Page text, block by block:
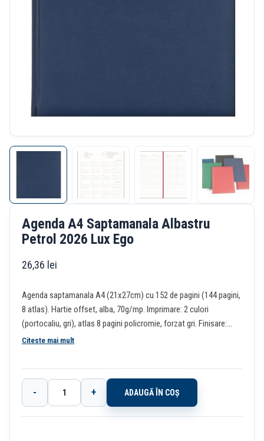
Agenda A4 Saptamanala Albastru
Petrol 2026 Lux Ego
26,36 lei
Agenda saptamanala A4 (21x27cm) cu 152 de pagini (144 pagini,
8 atlas). Hartie offset, alba, 70g/mp. Imprimare: 2 culori
(portocaliu, gri), atlas 8 pagini policromie, forzat gri. Finisare:
cusuta, legata. Coperti buretate, coperta 1 cusuta, colturi
cretata mata alba 130 g/mp.
Citeste mai mult
Cantitate
Agenda
- + ADAUGĂ ÎN COȘ